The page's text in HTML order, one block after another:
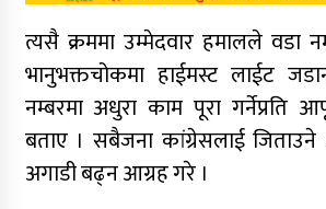
त्यसै क्रममा उम्मेदवार हमालले वडा
भानुभक्तचोकमा हाईमस्ट लाईट
नम्बरमा अधुरा काम पूरा गर्नेप्रति
बताए । सबैजना कांग्रेसलाई
अगाडी बढ्न आग्रह गरे ।